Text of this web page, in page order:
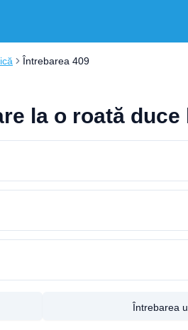
Întrebarea 409
la o roată
Întrebarea